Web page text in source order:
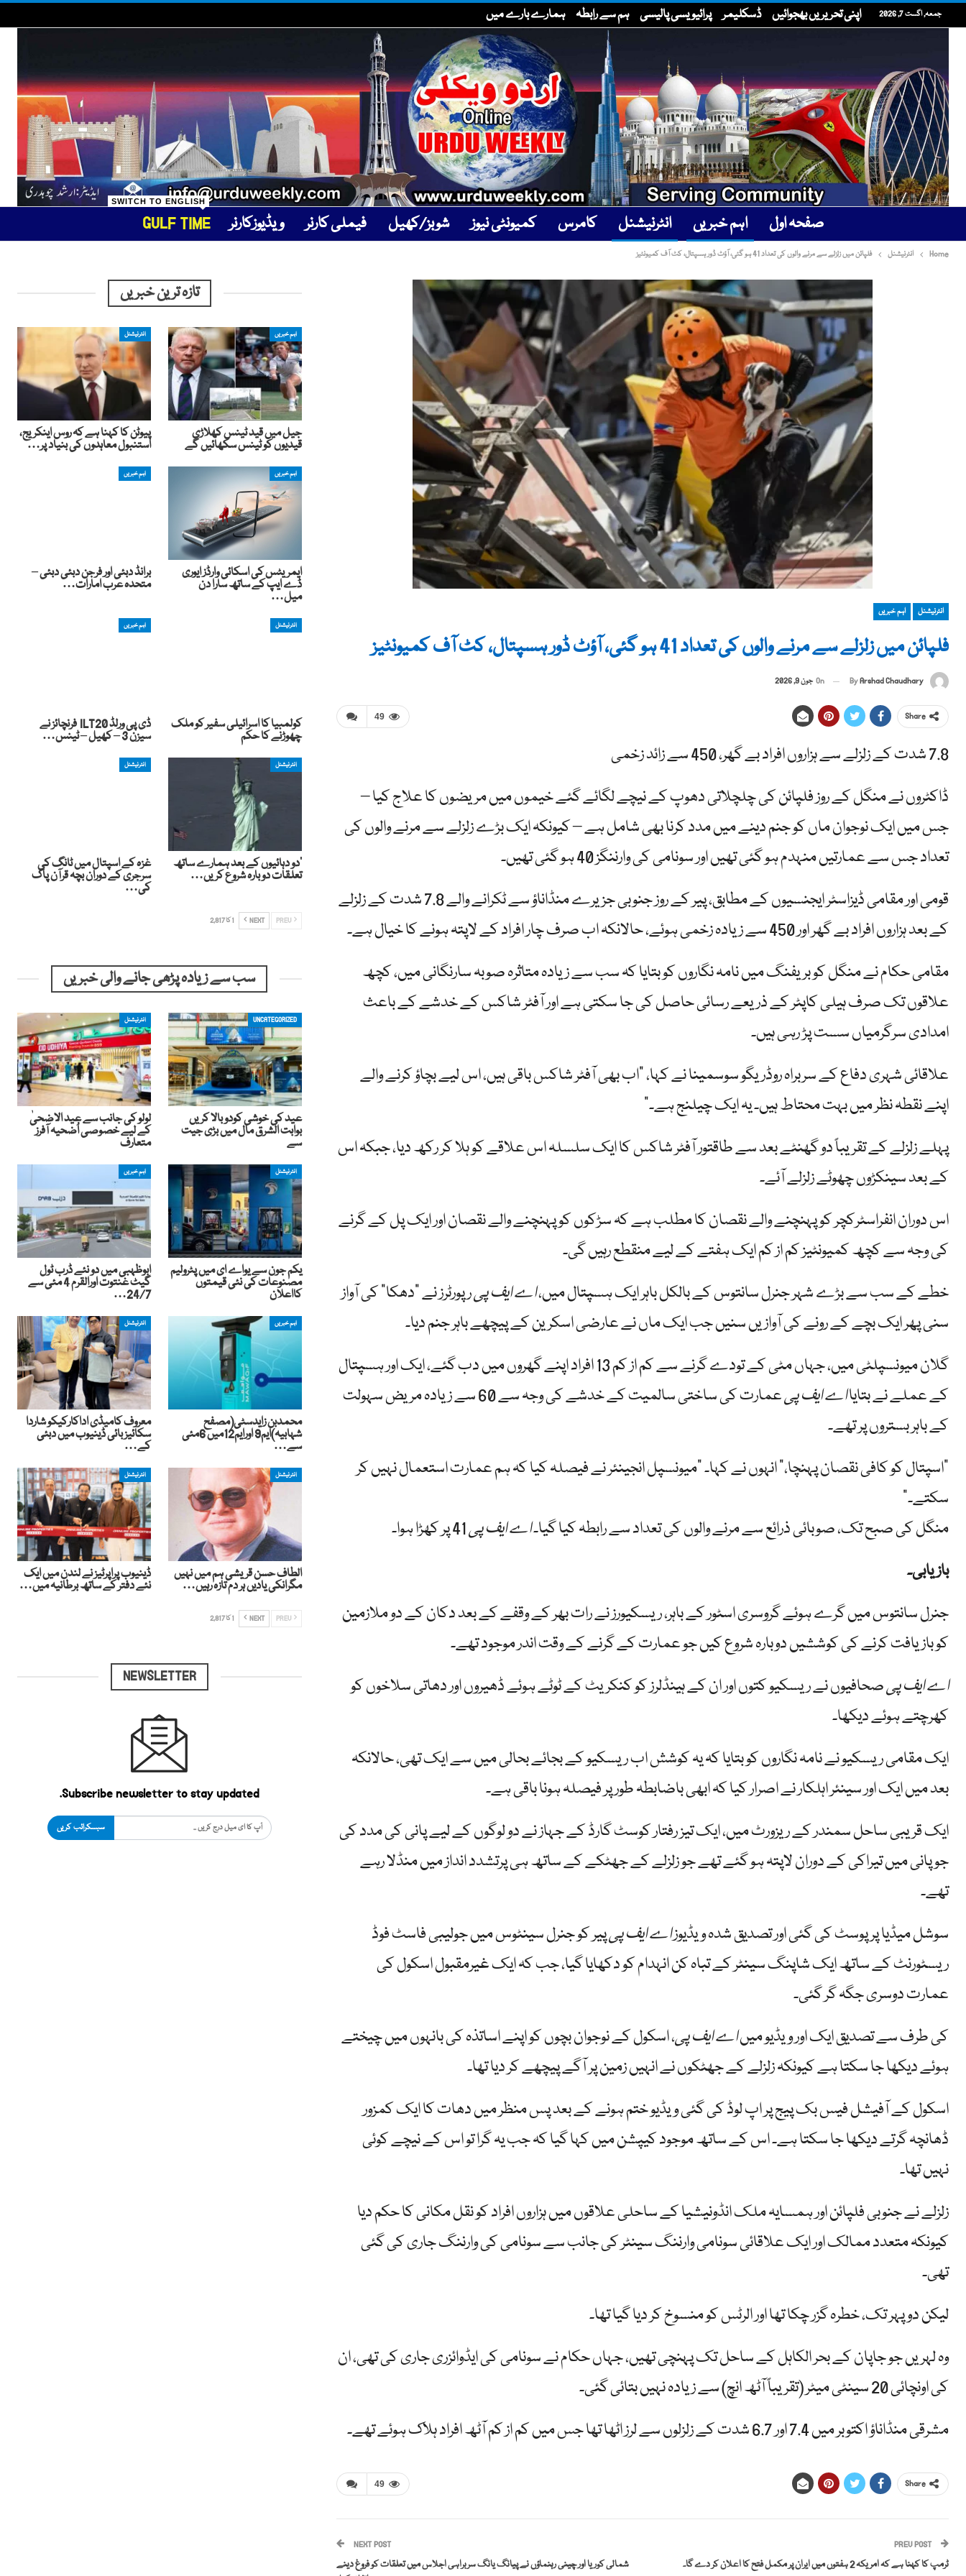
جمعہ, اگست 7, 2026 اپنی تحریریں بھجوائیں ڈسکلیمر پرائیویسی پالیسی ہم سے رابطہ ہمارے بارے میں
صفحہ اول اہم خبریں انٹرنیشنل کامرس کمیونٹی نیوز شوبز/کھیل فیملی کارنر ویڈیوزکارنر GULF TIME
SWITCH TO ENGLISH
Home انٹرنیشنل فلپائن میں زلزلے سے مرنے والوں کی تعداد 41 ہو گئی، آؤٹ ڈور ہسپتال، کٹ آف کمیونٹیز
انٹرنیشنل اہم خبریں
فلپائن میں زلزلے سے مرنے والوں کی تعداد 41 ہو گئی، آؤٹ ڈور ہسپتال، کٹ آف کمیونٹیز
ByArshad Chaudhary
On جون 9, 2026
49 Share
7.8 شدت کے زلزلے سے ہزاروں افراد بے گھر، 450 سے زائد زخمی
ڈاکٹروں نے منگل کے روز فلپائن کی چلچلاتی دھوپ کے نیچے لگائے گئے خیموں میں مریضوں کا علاج کیا –
جس میں ایک نوجوان ماں کو جنم دینے میں مدد کرنا بھی شامل ہے – کیونکہ ایک بڑے زلزلے سے مرنے والوں کی
تعداد جس سے عمارتیں منہدم ہو گئی تھیں اور سونامی کی وارننگز 40 ہو گئی تھیں۔
قومی اور مقامی ڈیزاسٹر ایجنسیوں کے مطابق، پیر کے روز جنوبی جزیرے منڈاناؤ سے ٹکرانے والے 7.8 شدت کے زلزلے
کے بعد ہزاروں افراد بے گھر اور 450 سے زیادہ زخمی ہوئے، حالانکہ اب صرف چار افراد کے لاپتہ ہونے کا خیال ہے۔
مقامی حکام نے منگل کو بریفنگ میں نامہ نگاروں کو بتایا کہ سب سے زیادہ متاثرہ صوبہ سارنگانی میں، کچھ
علاقوں تک صرف ہیلی کاپٹر کے ذریعے رسائی حاصل کی جا سکتی ہے اور آفٹر شاکس کے خدشے کے باعث
امدادی سرگرمیاں سست پڑ رہی ہیں۔
علاقائی شہری دفاع کے سربراہ روڈریگو سوسمینا نے کہا، "اب بھی آفٹر شاکس باقی ہیں، اس لیے بچاؤ کرنے والے
اپنے نقطہ نظر میں بہت محتاط ہیں۔ یہ ایک چیلنج ہے۔”
پہلے زلزلے کے تقریباً دو گھنٹے بعد سے طاقتور آفٹر شاکس کا ایک سلسلہ اس علاقے کو ہلا کر رکھ دیا، جبکہ اس
کے بعد سینکڑوں چھوٹے زلزلے آئے۔
اس دوران انفراسٹرکچر کو پہنچنے والے نقصان کا مطلب ہے کہ سڑکوں کو پہنچنے والے نقصان اور ایک پل کے گرنے
کی وجہ سے کچھ کمیونٹیز کم از کم ایک ہفتے کے لیے منقطع رہیں گی۔
خطے کے سب سے بڑے شہر جنرل سانتوس کے بالکل باہر ایک ہسپتال میں،اے ایف پیرپورٹرز نے "دھکا” کی آواز
سنی پھر ایک بچے کے رونے کی آوازیں سنیں جب ایک ماں نے عارضی اسکرین کے پیچھے باہر جنم دیا۔
گلان میونسپلٹی میں، جہاں مٹی کے تودے گرنے سے کم از کم 13 افراد اپنے گھروں میں دب گئے، ایک اور ہسپتال
کے عملے نے بتایااے ایف پی
عمارت کی ساختی سالمیت کے خدشے کی وجہ سے 60 سے زیادہ مریض سہولت
کے باہر بستروں پر تھے۔
"اسپتال کو کافی نقصان پہنچا،” انہوں نے کہا۔ "میونسپل انجینئر نے فیصلہ کیا کہ ہم عمارت استعمال نہیں کر
سکتے۔”
منگل کی صبح تک، صوبائی ذرائع سے مرنے والوں کی تعداد سے رابطہ کیا گیا۔اے ایف پی41 پر کھڑا ہوا۔
بازیابی۔
جنرل سانتوس میں گرے ہوئے گروسری اسٹور کے باہر، ریسکیورز نے رات بھر کے وقفے کے بعد دکان کے دو ملازمین
کو بازیافت کرنے کی کوششیں دوبارہ شروع کیں جو عمارت کے گرنے کے وقت اندر موجود تھے۔
اے ایف پیصحافیوں نے ریسکیو کتوں اور ان کے ہینڈلرز کو کنکریٹ کے ٹوٹے ہوئے ڈھیروں اور دھاتی سلاخوں کو
کھرچتے ہوئے دیکھا۔
ایک مقامی ریسکیو نے نامہ نگاروں کو بتایا کہ یہ کوشش اب ریسکیو کے بجائے بحالی میں سے ایک تھی، حالانکہ
بعد میں ایک اور سینئر اہلکار نے اصرار کیا کہ ابھی باضابطہ طور پر فیصلہ ہونا باقی ہے۔
ایک قریبی ساحل سمندر کے ریزورٹ میں، ایک تیز رفتار کوسٹ گارڈ کے جہاز نے دو لوگوں کے لیے پانی کی مدد کی
جو پانی میں تیراکی کے دوران لاپتہ ہو گئے تھے جو زلزلے کے جھٹکے کے ساتھ ہی پرتشدد انداز میں منڈلا رہے
تھے۔
سوشل میڈیا پر پوسٹ کی گئی اور تصدیق شدہ ویڈیوزاے ایف پیپیر کو جنرل سینٹوس میں جولیبی فاسٹ فوڈ
ریسٹورنٹ کے ساتھ ایک شاپنگ سینٹر کے تباہ کن انہدام کو دکھایا گیا، جب کہ ایک غیرمقبول اسکول کی
عمارت دوسری جگہ گر گئی۔
کی طرف سے تصدیق ایک اور ویڈیو میںاے ایف پی، اسکول کے نوجوان بچوں کو اپنے اساتذہ کی بانہوں میں چیختے
ہوئے دیکھا جا سکتا ہے کیونکہ زلزلے کے جھٹکوں نے انہیں زمین پر آگے پیچھے کر دیا تھا۔
اسکول کے آفیشل فیس بک پیج پر اپ لوڈ کی گئی ویڈیو ختم ہونے کے بعد پس منظر میں دھات کا ایک کمزور
ڈھانچہ گرتے دیکھا جا سکتا ہے۔ اس کے ساتھ موجود کیپشن میں کہا گیا کہ جب یہ گرا تو اس کے نیچے کوئی
نہیں تھا۔
زلزلے نے جنوبی فلپائن اور ہمسایہ ملک انڈونیشیا کے ساحلی علاقوں میں ہزاروں افراد کو نقل مکانی کا حکم دیا
کیونکہ متعدد ممالک اور ایک علاقائی سونامی وارننگ سینٹر کی جانب سے سونامی کی وارننگ جاری کی گئی
تھی۔
لیکن دوپہر تک، خطرہ گزر چکا تھا اور الرٹس کو منسوخ کر دیا گیا تھا۔
وہ لہریں جو جاپان کے بحر الکاہل کے ساحل تک پہنچی تھیں، جہاں حکام نے سونامی کی ایڈوائزری جاری کی تھی، ان
کی اونچائی 20 سینٹی میٹر (تقریباً آٹھ انچ) سے زیادہ نہیں بتائی گئی۔
مشرقی منڈاناؤ اکتوبر میں 7.4 اور 6.7 شدت کے زلزلوں سے لرز اٹھا تھا جس میں کم از کم آٹھ افراد ہلاک ہوئے تھے۔
49 Share
PREV POST
ٹرمپ کا کہنا ہے کہ امریکہ 2 ہفتوں میں ایران پر مکمل فتح کا اعلان کر دے گا۔
NEXT POST
شمالی کوریا اور چینی رہنماؤں نے پیانگ یانگ سربراہی اجلاس میں تعلقات کو فروغ دینے
تازہ ترین خبریں
اہم خبریں
جیل میں قید ٹینس کھلاڑی
قیدیوں کو ٹینس سکھائیں گے
انٹرنیشنل
پیوٹن کا کہنا ہے کہ روس اینکریج،
استنبول معاہدوں کی بنیاد پر…
اہم خبریں
ایمریٹس کی اسکائی وارڈز ایوری
ڈے ایپ کے ساتھ سارا دن
میل…
اہم خبریں
برانڈ دبئی اور فرجن دبئی دبئی –
متحدہ عرب امارات…
انٹرنیشنل
کولمبیا کا اسرائیلی سفیر کو ملک
چھوڑنے کا حکم
اہم خبریں
ڈی پی ورلڈ ILT20 فرنچائز نے
سیزن 3 – کھیل – ٹینس…
انٹرنیشنل
‘دو دہائیوں کے بعد ہمارے ساتھ
تعلقات دوبارہ شروع کریں…
انٹرنیشنل
غزہ کے اسپتال میں ٹانگ کی
سرجری کے دوران بچہ قرآن پاک
کی…
PREV
NEXT 1 کا 2,817
سب سے زیادہ پڑھی جانے والی خبریں
UNCATEGORIZED
عید کی خوشی کودوبالا کریں
بوابت الشرق مال میں بڑی جیت
سے
انٹرنیشنل
لولو کی جانب سے عید الاضحیٰ
کے لیے خصوصی اُضحیہ آفرز
متعارف
انٹرنیشنل
یکم جون سے یواے ای میں پٹرولیم
مصنوعات کی نئی قیمتوں
کااعلان
اہم خبریں
ابوظہبی میں دو نئے ڈرب ٹول
گیٹ غنتوت اورالقرم 4 مئی سے
24/7…
اہم خبریں
محمدبن زایدسٹی(مصفح
شہابیہ)ایم9 اورایم12میں 6مئی
سے…
انٹرنیشنل
معروف کامیڈی اداکارکیکو شاردا
سکائیز بائی ڈینیوب میں دبئی
کے…
انٹرنیشنل
الطاف حسن قریشی ہم میں نہیں
مگرانکی یادیں ہر دم تازہ رہیں…
انٹرنیشنل
ڈینیوب پراپرٹیز نے لندن میں ایک
نئے دفتر کے ساتھ برطانیہ میں…
PREV
NEXT 1 کا 2,817
NEWSLETTER
Subscribe newsletter to stay updated.
سبسکرائب کریں